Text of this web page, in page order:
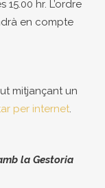
15.00 hr. L’ordre
en compte
mitjançant un
per internet.
la Gestoria